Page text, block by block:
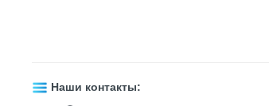
Наши контакты: